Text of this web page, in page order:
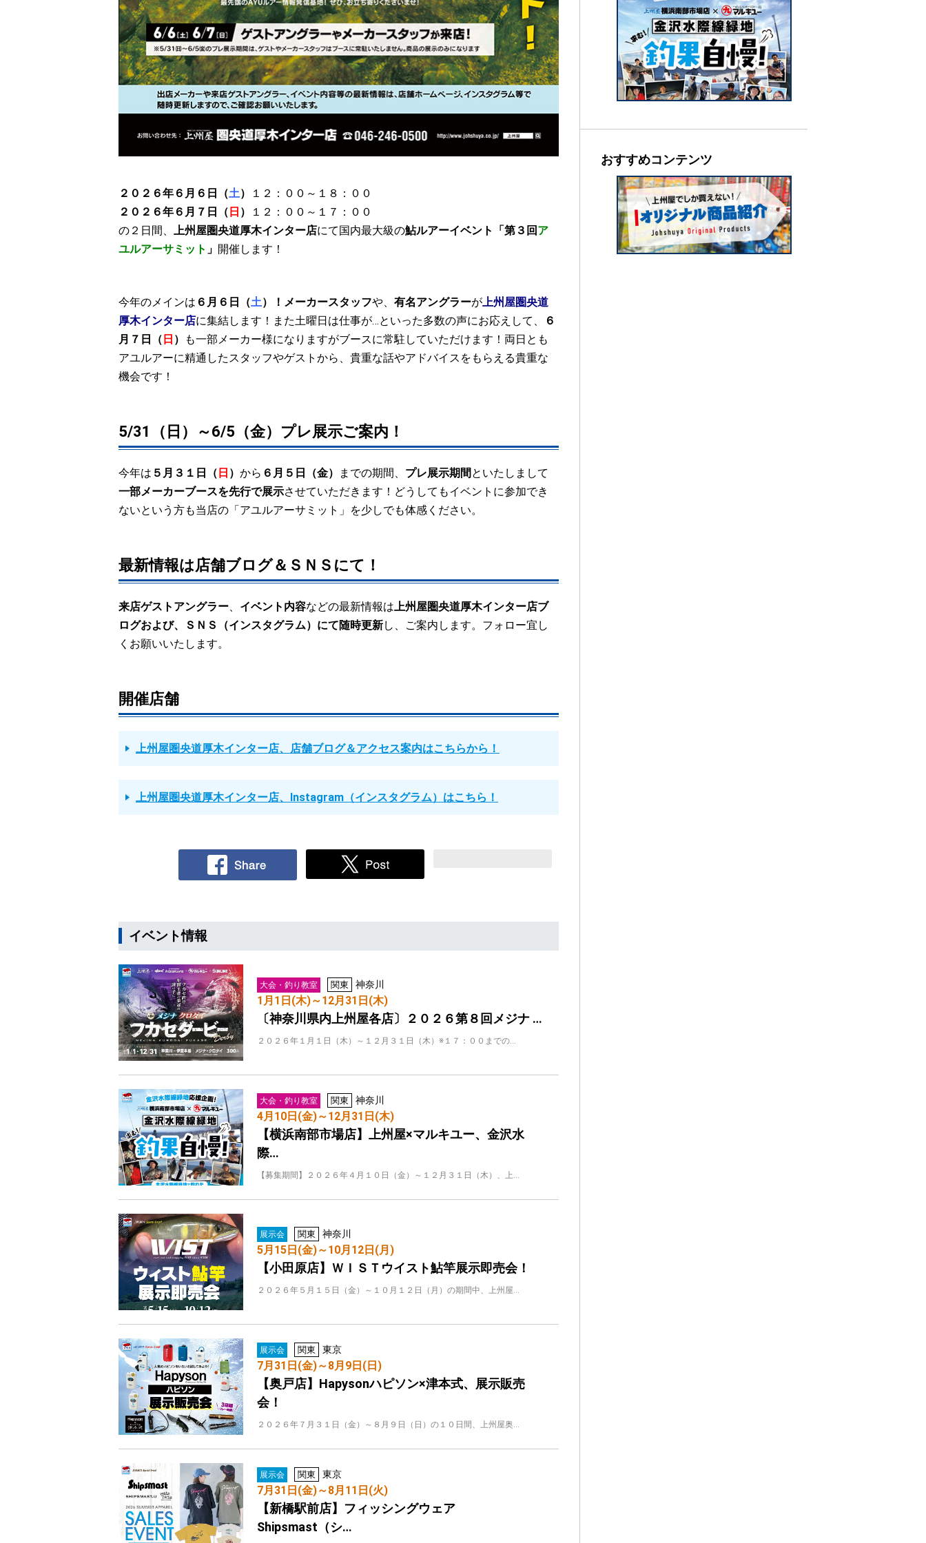
２０２６年６月６日（土）
１２：００～１８：００
２０２６年６月７日（ 日 ）
１２：００～１７：００
の２日間、
上州屋圏央道厚木インター店にて国内最大級の鮎ルアーイベント「第３回 ア
ユルアーサミット 」 開催します！
今年のメインは ６月６日（土）！ メーカースタッフや、 有名アングラーが 上州屋圏央道
厚木インター店に集結します！また土曜日は仕事が…といった多数の声にお応えして、
６
月７日（ 日 ）
も一部メーカー様になりますがブースに常駐していただけます！両日とも
アユルアーに精通したスタッフやゲストから、貴重な話やアドバイスをもらえる貴重な
機会です！
5/31（日）～6/5（金）プレ展示ご案内！
今年は ５月３１日（ 日 ） から ６月５日（金） までの期間、 プレ展示期間 といたしまして
一部メーカーブースを先行で展示させていただきます！どうしてもイベントに参加でき
ないという方も当店の「アユルアーサミット」を少しでも体感ください。
最新情報は店舗ブログ＆ＳＮＳにて！
来店ゲストアングラー イベント内容などの最新情報は 上州屋圏央道厚木インター店ブ
ログおよび、ＳＮＳ（インスタグラム）にて随時更新し、ご案内します。フォロー宜し
くお願いいたします。
開催店舗
上州屋圏央道厚木インター店、店舗ブログ＆アクセス案内はこちらから！
上州屋圏央道厚木インター店、Instagram（インスタグラム）はこちら！
イベント情報
大会・釣り教室 関東 神奈川
1月1日(木)～12月31日(木)
〔神奈川県内上州屋各店〕２０２６第８回メジナ …
２０２６年１月１日（木）～１２月３１日（木）※１７：００までの…
大会・釣り教室 関東 神奈川
4月10日(金)～12月31日(木)
【横浜南部市場店】上州屋×マルキユー、金沢水
際…
【募集期間】２０２６年４月１０日（金）～１２月３１日（木）、上…
展示会 関東 神奈川
5月15日(金)～10月12日(月)
【小田原店】ＷＩＳＴウイスト鮎竿展示即売会！
２０２６年５月１５日（金）～１０月１２日（月）の期間中、上州屋…
展示会 関東 東京
7月31日(金)～8月9日(日)
【奥戸店】Hapysonハピソン×津本式、展示販売
会！
２０２６年７月３１日（金）～８月９日（日）の１０日間、上州屋奥…
展示会 関東 東京
7月31日(金)～8月11日(火)
【新橋駅前店】フィッシングウェア
Shipsmast（シ…
おすすめコンテンツ